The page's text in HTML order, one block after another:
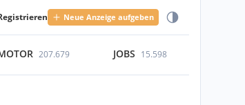
Neue Anzeige aufgeben
207.679 JOBS 15.598